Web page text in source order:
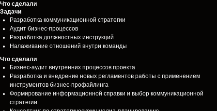
Что сделали
Задачи
Разработка коммуникационной стратегии
Аудит бизнес-процессов
Разработка должностных инструкций
Налаживание отношений внутри команды
Что сделали
Бизнес-аудит внутренних процессов проекта
Разработка и внедрение новых регламентов работы с применением
инструментов бизнес-профайлинга
Формирование информационной справки и выбор коммуникационной
стратегии